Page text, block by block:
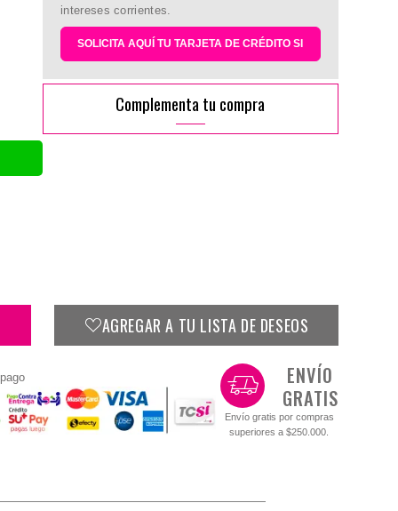
intereses corrientes.
SOLICITA AQUÍ TU TARJETA DE CRÉDITO SI
Complementa tu compra
AGREGAR A TU LISTA DE DESEOS
ENVÍO
GRATIS
Envío gratis por compras
superiores a $250.000.